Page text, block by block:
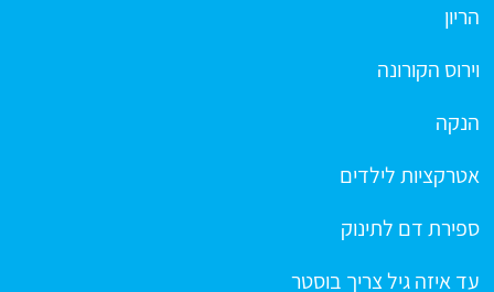
הריון
וירוס הקורונה
הנקה
אטרקציות לילדים
ספירת דם לתינוק
עד איזה גיל צריך בוסטר